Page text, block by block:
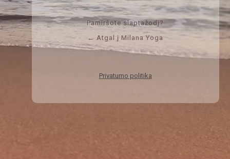
Pamiršote slaptažodį?
← Atgal į Milana Yoga
Privatumo politika